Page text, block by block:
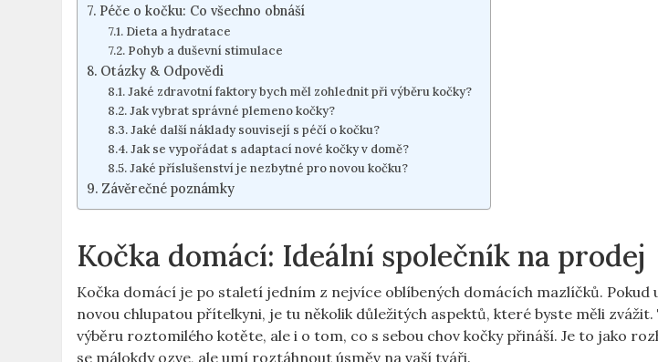
Péče o kočku: Co všechno obnáší
Dieta a hydratace
Pohyb a duševní stimulace
Otázky & Odpovědi
Jaké zdravotní faktory bych měl zohlednit při výběru kočky?
Jak vybrat správné plemeno kočky?
Jaké další náklady souvisejí s péčí o kočku?
Jak se vypořádat s adaptací nové kočky v domě?
Jaké příslušenství je nezbytné pro novou kočku?
Závěrečné poznámky
Kočka domácí: Ideální společník na prodej
Kočka domácí je po staletí jedním z nejvíce oblíbených domácích mazlíčků.
novou chlupatou přítelkyni, je tu několik důležitých aspektů, které byste měli
výběru roztomilého kotěte, ale i o tom, co s sebou chov kočky přináší. Je to jako
se málokdy ozve, ale umí roztáhnout úsměv na vaší tváři.